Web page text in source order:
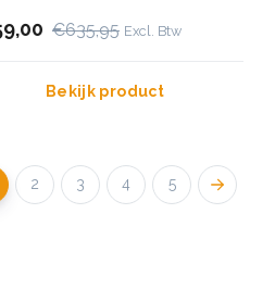
€635,95 Excl. Btw
Bekijk product
2 3 4 5